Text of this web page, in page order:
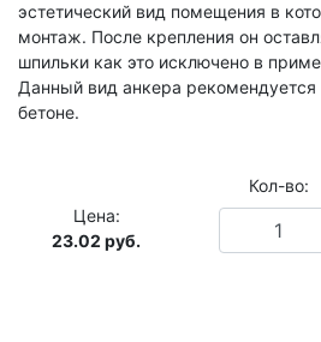
эстетический вид помещения в
монтаж. После крепления он
шпильки как это исключено в
Данный вид анкера рекомендуется
бетоне.
Цена:
23.02 руб.
Кол-во: